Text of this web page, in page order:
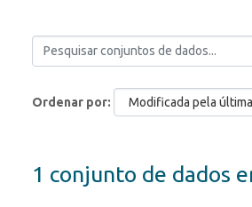
Ordenar por
1 conjunto de dados